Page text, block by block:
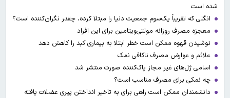
شده است
انگلی که تقریباً یک‌سوم جمعیت دنیا را مبتلا کرده، چقدر نگران‌کننده است؟
معجزه مصرف روزانه مولتی‌ویتامین برای این افراد
نوشیدن قهوه ممکن است خطر ابتلا به بیماری کبد را کاهش دهد
علائم و عوارض مصرف ناکافی نمک
اسامی ژل‌های غیر مجاز پاک‌کننده صورت منتشر شد
چه نمکی برای مصرف مناسب است؟
دانشمندان ممکن است راهی برای به تاخیر انداختن پیری عضلات یافته